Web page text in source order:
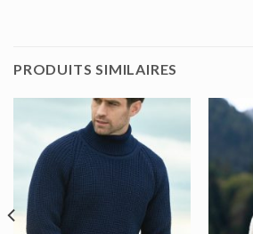
PRODUITS SIMILAIRES